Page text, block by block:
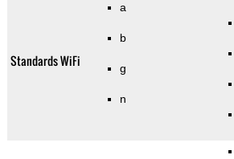
Standards WiFi
a
b
g
n